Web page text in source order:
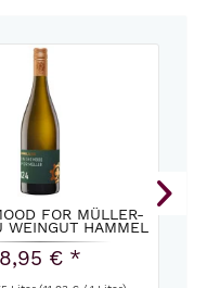
FOR MÜLLER-
WEINGUT HAMMEL
&...
8,95 € *